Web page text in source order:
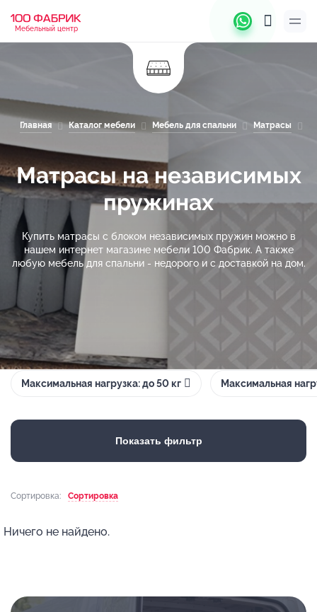
Мебельный центр
Главная Каталог мебели Мебель для спальни Матрасы
Матрасы на независимых
пружинах
Купить матрасы с блоком независимых пружин можно в
нашем интернет магазине мебели 100 Фабрик. А также
любую мебель для спальни - недорого и с доставкой на дом.
Максимальная нагрузка: до 50 кг Максимальная
Показать фильтр
Сортировка: Сортировка
Ничего не найдено.